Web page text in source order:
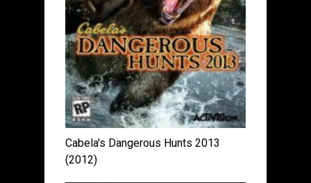
Cabela's Dangerous Hunts 2013
(2012)